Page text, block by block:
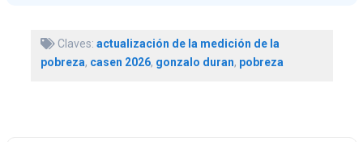
Claves: actualización de la medición de la
pobreza, casen 2026, gonzalo duran, pobreza